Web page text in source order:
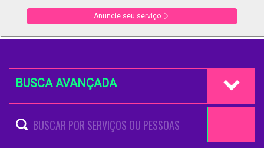
Anuncie seu serviço
BUSCA AVANÇADA